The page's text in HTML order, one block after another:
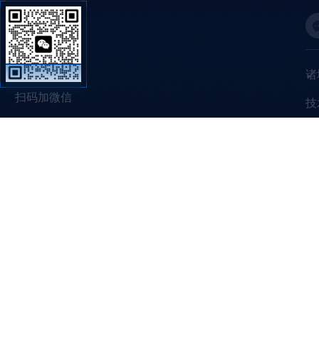
扫码加微信
诸
技